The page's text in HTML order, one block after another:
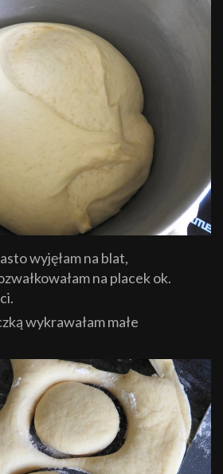
wyjęłam na blat,
na placek ok.
wykrawałam małe